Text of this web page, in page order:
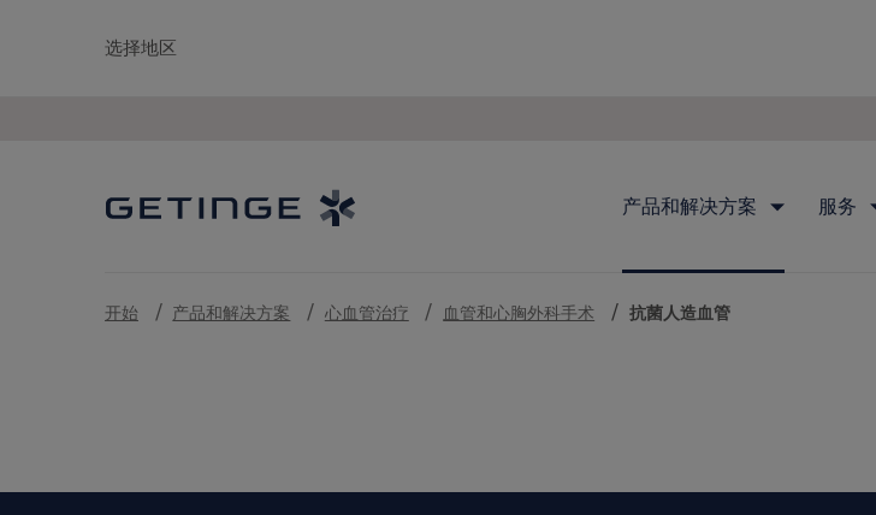
选择地区
产品和解决方案 服务
开始 产品和解决方案 心血管治疗 血管和心胸外科手术 抗菌人造血管